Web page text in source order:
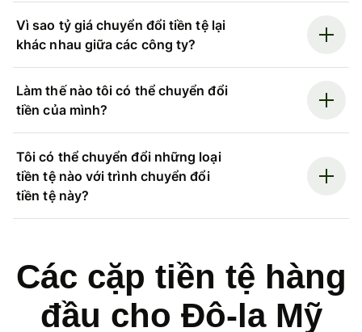
Vì sao tỷ giá chuyển đổi tiền tệ lại
khác nhau giữa các công ty?
Làm thế nào tôi có thể chuyển đổi
tiền của mình?
Tôi có thể chuyển đổi những loại
tiền tệ nào với trình chuyển đổi
tiền tệ này?
Các cặp tiền tệ hàng
đầu cho Đô-la Mỹ